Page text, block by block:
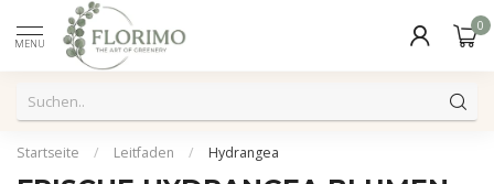
MENU
0
Startseite / Leitfaden / Hydrangea